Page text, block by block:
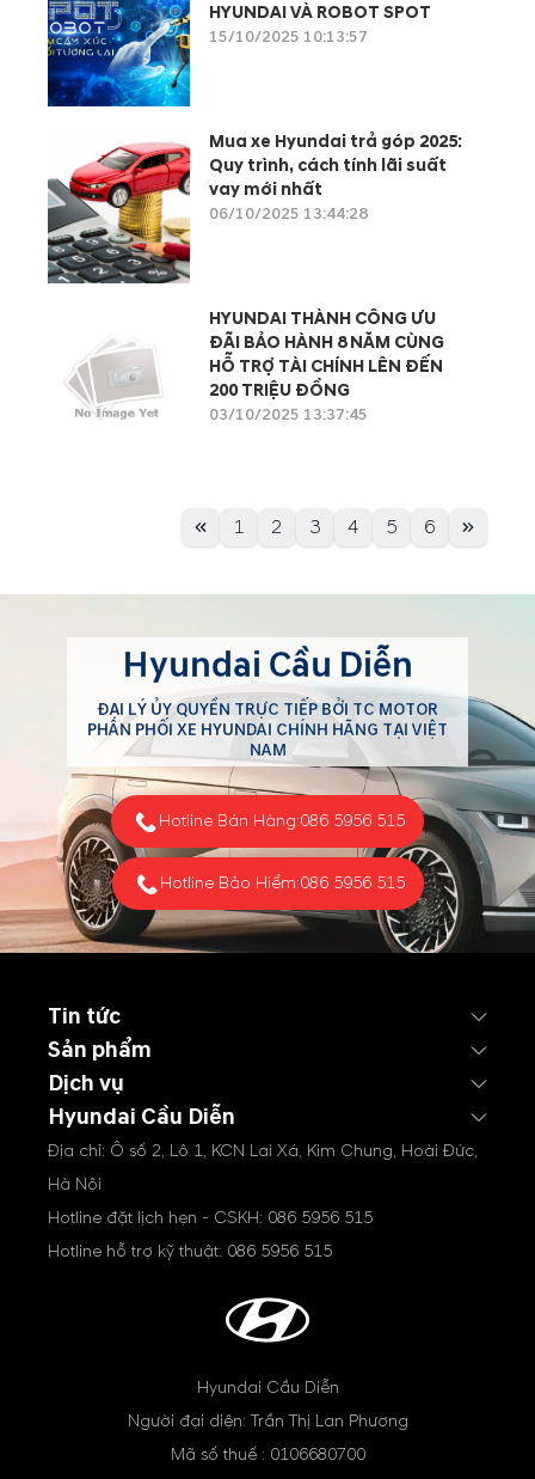
HYUNDAI VÀ ROBOT SPOT
15/10/2025 10:13:57
Mua xe Hyundai trả góp 2025:
Quy trình, cách tính lãi suất
vay mới nhất
06/10/2025 13:44:28
HYUNDAI THÀNH CÔNG ƯU
ĐÃI BẢO HÀNH 8 NĂM CÙNG
HỖ TRỢ TÀI CHÍNH LÊN ĐẾN
200 TRIỆU ĐỒNG
03/10/2025 13:37:45
1 2 3 4 5 6
Hyundai Cầu Diễn
ĐẠI LÝ ỦY QUYỀN TRỰC TIẾP BỞI TC MOTOR
PHÂN PHỐI XE HYUNDAI CHÍNH HÃNG TẠI VIỆT
NAM
Hotline Bán Hàng:086 5956 515
Hotline Bảo Hiểm:086 5956 515
Tin tức
Sản phẩm
Dịch vụ
Hyundai Cầu Diễn
Địa chỉ: Ô số 2, Lô 1, KCN Lai Xá, Kim Chung, Hoài Đức,
Hà Nội
Hotline đặt lịch hẹn - CSKH: 086 5956 515
Hotline hỗ trợ kỹ thuật: 086 5956 515
Hyundai Cầu Diễn
Người đại diện: Trần Thị Lan Phương
Mã số thuế : 0106680700